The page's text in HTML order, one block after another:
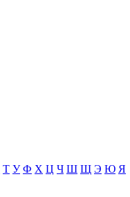
Т У Ф Х Ц Ч Ш Щ Э Ю Я